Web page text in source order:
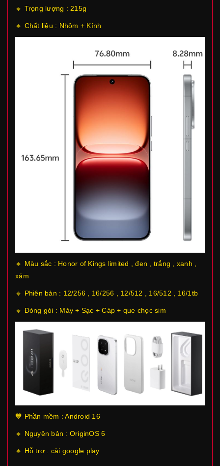
🔸 Trọng lượng : 215g
🔸 Chất liệu : Nhôm + Kính
🔸 Màu sắc : Honor of Kings limited , đen , trắng , xanh ,
xám
🔸 Phiên bản : 12/256 , 16/256 , 12/512 , 16/512 , 16/1tb
🔸 Đóng gói : Máy + Sạc + Cáp + que chọc sim
💙 Phần mềm : Android 16
🔸 Nguyên bản : OriginOS 6
🔸 Hỗ trợ : cài google play